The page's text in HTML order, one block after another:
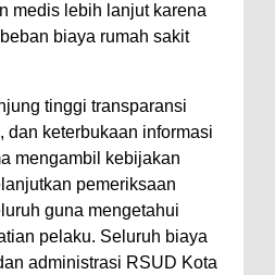
medis lebih lanjut karena
biaya rumah sakit
tinggi transparansi
dan keterbukaan informasi
mengambil kebijakan
pemeriksaan
guna mengetahui
pelaku. Seluruh biaya
administrasi RSUD Kota